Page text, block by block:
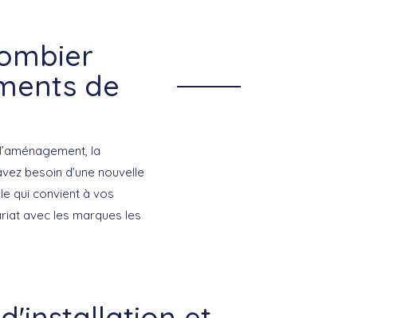
de
la
besoin d’une nouvelle
qui convient à vos
avec les marques les